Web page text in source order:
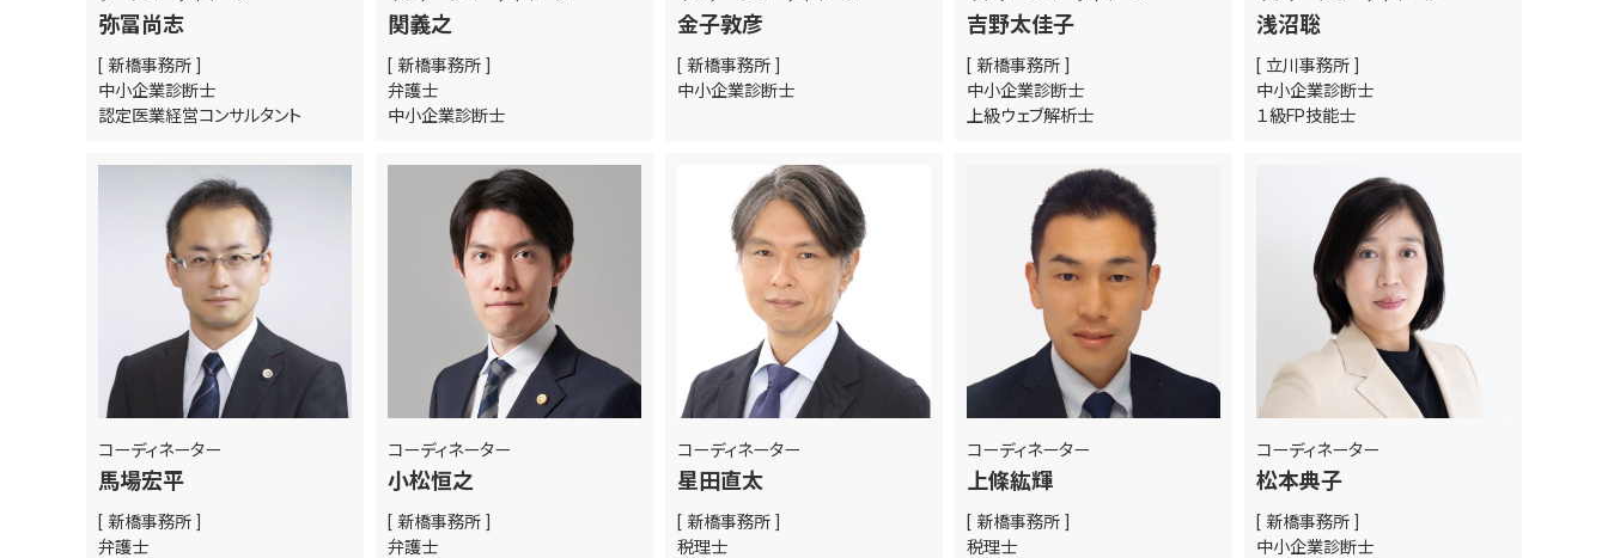
弥冨尚志
[ 新橋事務所 ]
中小企業診断士
認定医業経営コンサルタント
関義之
[ 新橋事務所 ]
弁護士
中小企業診断士
金子敦彦
[ 新橋事務所 ]
中小企業診断士
吉野太佳子
[ 新橋事務所 ]
中小企業診断士
上級ウェブ解析士
浅沼聡
[ 立川事務所 ]
中小企業診断士
１級FP技能士
コーディネーター
馬場宏平
[ 新橋事務所 ]
弁護士
コーディネーター
小松恒之
[ 新橋事務所 ]
弁護士
コーディネーター
星田直太
[ 新橋事務所 ]
税理士
コーディネーター
上條紘輝
[ 新橋事務所 ]
税理士
コーディネーター
松本典子
[ 新橋事務所 ]
中小企業診断士